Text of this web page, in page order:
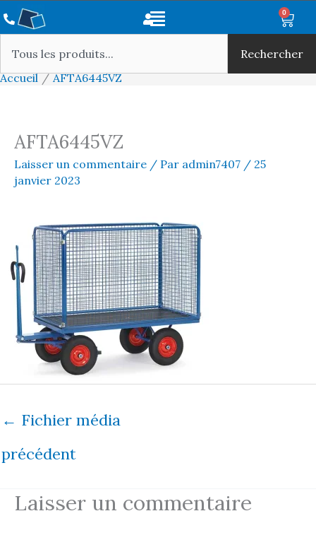
Aller
contenu
Main
0
Rechercher
Accueil
AFTA6445VZ
AFTA6445VZ
Laisser un commentaire / Par admin7407 / 25
janvier 2023
← Fichier média
précédent
Laisser un commentaire